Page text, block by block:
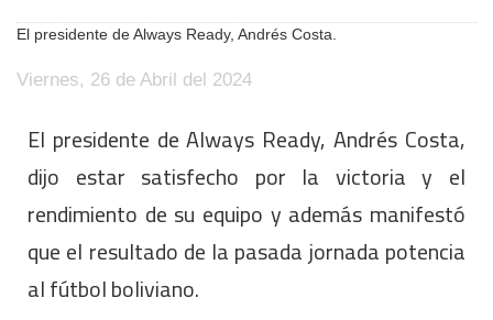
El presidente de Always Ready, Andrés Costa.
Viernes, 26 de Abril del 2024
El presidente de Always Ready, Andrés Costa,
dijo estar satisfecho por la victoria y el
rendimiento de su equipo y además manifestó
que el resultado de la pasada jornada potencia
al fútbol boliviano.